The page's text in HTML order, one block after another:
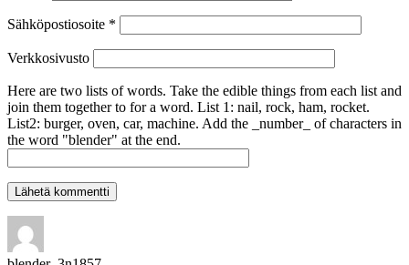
Sähköpostiosoite *
Verkkosivusto
Here are two lists of words. Take the edible things from each list and
join them together to for a word. List 1: nail, rock, ham, rocket.
List2: burger, oven, car, machine. Add the _number_ of characters in
the word "blender" at the end.